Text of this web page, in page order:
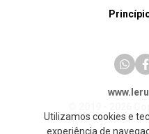
Utilizamos cookies e
experiência de